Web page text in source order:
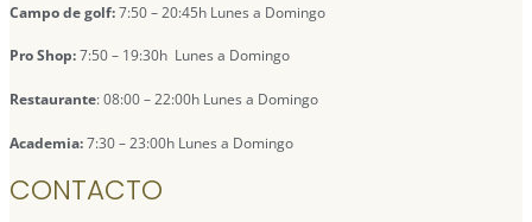
Campo de golf:7:50 – 20:45h Lunes a Domingo
Pro Shop:7:50 – 19:30h Lunes a Domingo
Restaurante: 08:00 – 22:00h Lunes a Domingo
Academia:7:30 – 23:00h Lunes a Domingo
CONTACTO